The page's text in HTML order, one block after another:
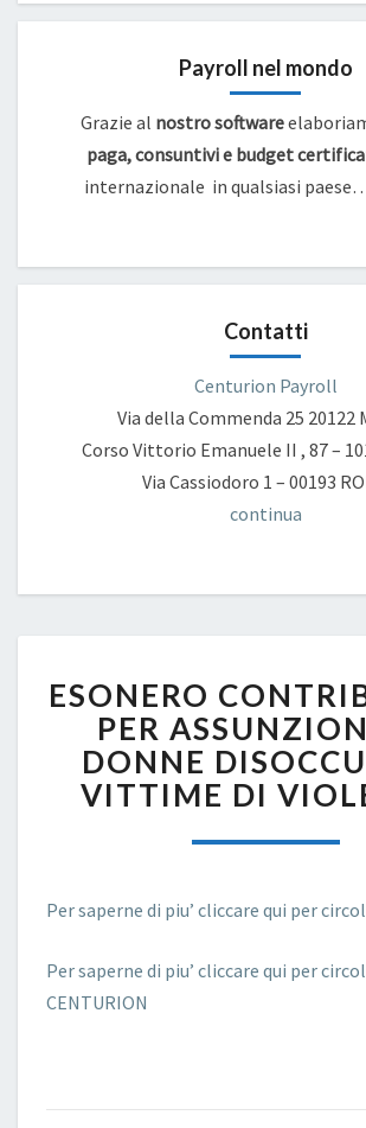
Payroll nel mondo
Grazie al nostro software
paga, consuntivi e budget
internazionale in qualsiasi
Contatti
Centurion Payroll
Via della Commenda 25 20122
Corso Vittorio Emanuele II , 87 –
Via Cassiodoro 1 – 00193
continua
PER
DI
DONNE
VITTIME
VIOLENZA
ESONERO
PER
DONNE
VITTIME DI
Per saperne di piu’ cliccare qui per
Per saperne di piu’ cliccare qui per
CENTURION